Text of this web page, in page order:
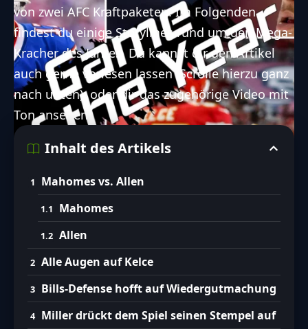
von zwei AFC Kraftpaketen. Im Folgenden
findest du einige Storylines rund um den Mega-
Kracher des Jahres. Du kannst dir den Artikel
auch gerne vorlesen lassen (Scrolle hierzu ganz
nach unten), oder dir das zugehörige Video mit
Ton ansehen.
Inhalt des Artikels
Mahomes vs. Allen
Mahomes
Allen
Alle Augen auf Kelce
Bills-Defense hofft auf Wiedergutmachung
Miller drückt dem Spiel seinen Stempel auf